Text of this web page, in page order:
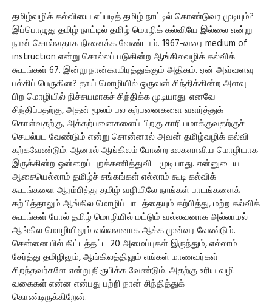
தமிழ்வழிக் கல்வியை எப்படித் தமிழ் நாட்டில் கொண்டுவர முடியும்?
இப்பொழுது தமிழ் நாட்டில் தமிழ் மொழிக் கல்வியே இல்லை என்று
நான் சொல்வதாக நினைக்க வேண்டாம். 1967-வரை medium of
instruction என்று சொல்லப் படுகின்ற ஆங்கிலவழிக் கல்விக்
கூடங்கள் 67. இன்று நான்காயிரத்துக்கும் அதிகம். ஏன் அவ்வளவு
பல்கிப் பெருகின? தாய் மொழியில் ஒருவன் சிந்திக்கின்ற அளவு
பிற மொழியில் நிச்சயமாகச் சிந்திக்க முடியாது. எனவே
சிந்திப்பதற்கு, அதன் மூலம் பல கற்பனைகளை வளர்த்துக்
கொள்வதற்கு, அக்கற்பனைகளைப் பிறகு காரியமாக்குவதற்குச்
செயல்பட வேண்டும் என்று சொன்னால் அவன் தமிழ்வழிக் கல்வி
கற்கவேண்டும். ஆனால் ஆங்கிலம் போன்ற உலகளாவிய மொழியாக
இருக்கின்ற ஒன்றைப் புறக்கணித்துவிட முடியாது. என்னுடைய
ஆசையெல்லாம் தமிழ்ச் சங்கங்கள் எல்லாம் கூடி கல்விக்
கூடங்களை ஆரம்பித்து தமிழ் வழியிலே நாங்கள் பாடங்களைக்
கற்பித்தாலும் ஆங்கில மொழிப் பாடத்தையும் கற்பித்து, மற்ற கல்விக்
கூடங்கள் போல் தமிழ் மொழியில் மட்டும் வல்லவனாக அல்லாமல்
ஆங்கில மொழியிலும் வல்லவனாக ஆக்க முன்வர வேண்டும்.
சென்னையில் கிட்டத்தட்ட 20 அமைப்புகள் இருந்தும், எல்லாம்
சேர்த்து தமிழிலும், ஆங்கிலத்திலும் எங்கள் மாணவர்கள்
சிறந்தவர்களே என்று நிரூபிக்க வேண்டும். அதற்கு உரிய வழி
வகைகள் என்ன என்பது பற்றி நான் சிந்தித்துக்
கொண்டிருக்கிறேன்.